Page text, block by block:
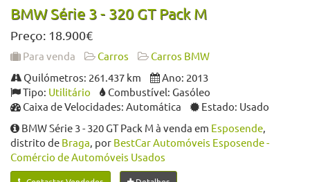
BMW Série 3 - 320 GT Pack M
Preço: 18.900€
Para venda Carros
Carros BMW
Quilómetros: 261.437 km
Ano: 2013
Tipo: Utilitário
Combustível: Gasóleo
Caixa de Velocidades: Automática
Estado: Usado
BMW Série 3 - 320 GT Pack M à venda em Esposende,
distrito de Braga, por BestCar Automóveis Esposende -
Comércio de Automóveis Usados